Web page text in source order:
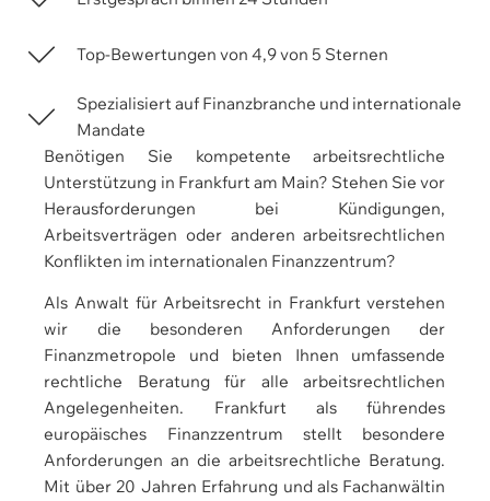
Top-Bewertungen von 4,9 von 5 Sternen
Spezialisiert auf Finanzbranche und internationale
Mandate
Benötigen Sie kompetente arbeitsrechtliche
Unterstützung in Frankfurt am Main? Stehen Sie vor
Herausforderungen bei Kündigungen,
Arbeitsverträgen oder anderen arbeitsrechtlichen
Konflikten im internationalen Finanzzentrum?
Als Anwalt für Arbeitsrecht in Frankfurt verstehen
wir die besonderen Anforderungen der
Finanzmetropole und bieten Ihnen umfassende
rechtliche Beratung für alle arbeitsrechtlichen
Angelegenheiten. Frankfurt als führendes
europäisches Finanzzentrum stellt besondere
Anforderungen an die arbeitsrechtliche Beratung.
Mit über 20 Jahren Erfahrung und als Fachanwältin